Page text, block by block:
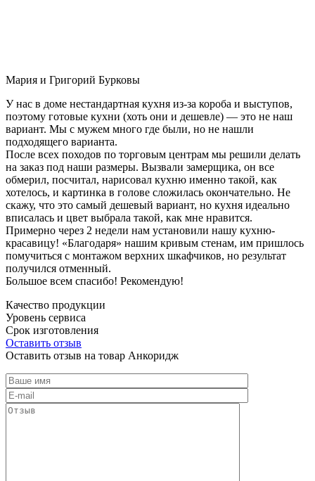
Мария и Григорий Бурковы
У нас в доме нестандартная кухня из-за короба и выступов,
поэтому готовые кухни (хоть они и дешевле) — это не наш
вариант. Мы с мужем много где были, но не нашли
подходящего варианта.
После всех походов по торговым центрам мы решили делать
на заказ под наши размеры. Вызвали замерщика, он все
обмерил, посчитал, нарисовал кухню именно такой, как
хотелось, и картинка в голове сложилась окончательно. Не
скажу, что это самый дешевый вариант, но кухня идеально
вписалась и цвет выбрала такой, как мне нравится.
Примерно через 2 недели нам установили нашу кухню-
красавицу! «Благодаря» нашим кривым стенам, им пришлось
помучиться с монтажом верхних шкафчиков, но результат
получился отменный.
Большое всем спасибо! Рекомендую!
Качество продукции
Уровень сервиса
Срок изготовления
Оставить отзыв
Оставить отзыв на товар Анкоридж